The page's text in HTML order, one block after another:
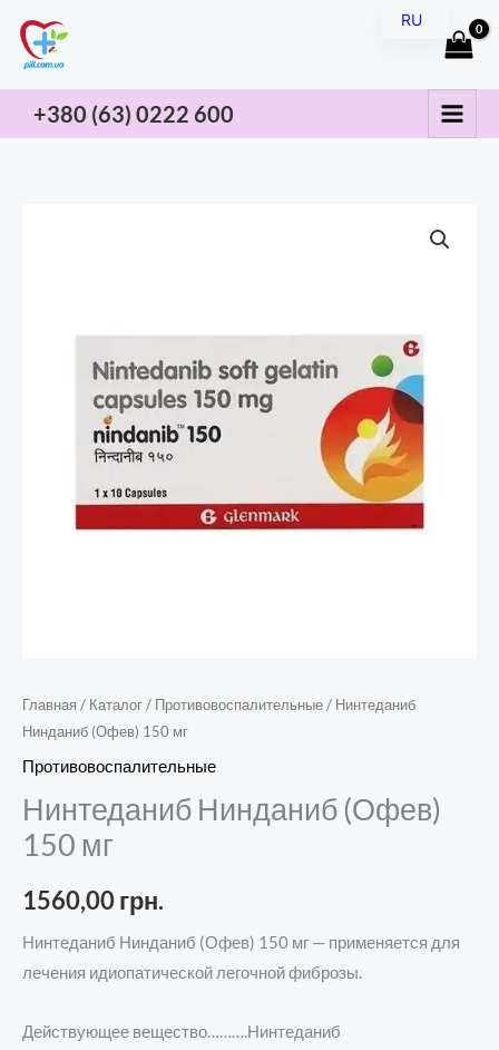
содержимому
+380 (63) 0222 600
Главная / Каталог/ Противовоспалительные/ Нинтеданиб
Нинданиб (Офев) 150 мг
Противовоспалительные
Нинтеданиб Нинданиб (Офев)
150 мг
1560,00грн.
Нинтеданиб Нинданиб (Офев) 150 мг — применяется для
лечения идиопатической легочной фиброзы.
Действующее вещество……….Нинтеданиб
(Офев)
RU